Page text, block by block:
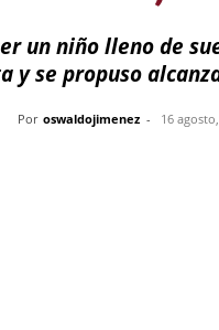
un niño lleno de
y se propuso
Por oswaldojimenez - 16